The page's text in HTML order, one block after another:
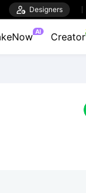
 Designers
AI Creator